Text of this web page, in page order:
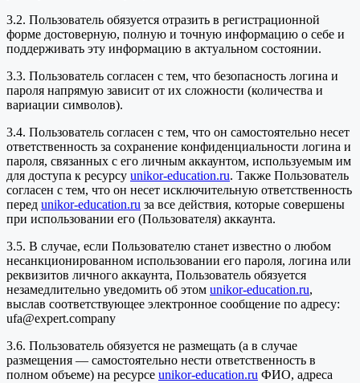
3.2. Пользователь обязуется отразить в регистрационной
форме достоверную, полную и точную информацию о себе и
поддерживать эту информацию в актуальном состоянии.
3.3. Пользователь согласен с тем, что безопасность логина и
пароля напрямую зависит от их сложности (количества и
вариации символов).
3.4. Пользователь согласен с тем, что он самостоятельно несет
ответственность за сохранение конфиденциальности логина и
пароля, связанных с его личным аккаунтом, используемым им
для доступа к ресурсу unikor-education.ru. Также Пользователь
согласен с тем, что он несет исключительную ответственность
перед unikor-education.ru за все действия, которые совершены
при использовании его (Пользователя) аккаунта.
3.5. В случае, если Пользователю станет известно о любом
несанкционированном использовании его пароля, логина или
реквизитов личного аккаунта, Пользователь обязуется
незамедлительно уведомить об этом unikor-education.ru,
выслав соответствующее электронное сообщение по адресу:
ufa@expert.company
3.6. Пользователь обязуется не размещать (а в случае
размещения — самостоятельно нести ответственность в
полном объеме) на ресурсе unikor-education.ru ФИО, адреса